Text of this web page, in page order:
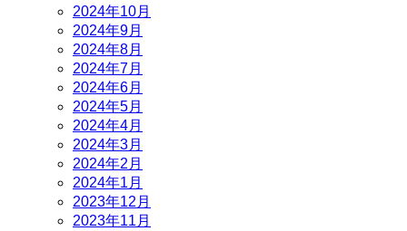
2024年10月
2024年9月
2024年8月
2024年7月
2024年6月
2024年5月
2024年4月
2024年3月
2024年2月
2024年1月
2023年12月
2023年11月